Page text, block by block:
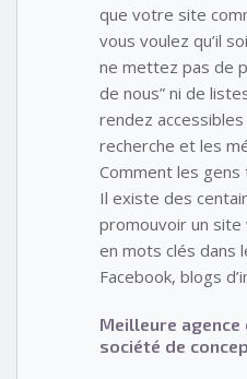
que votre site
vous voulez qu’il
ne mettez pas de
de nous” ni de
rendez
recherche et les
Comment les
Il existe des
promouvoir un site
en mots clés dans
Facebook, blogs
Meilleure
société de